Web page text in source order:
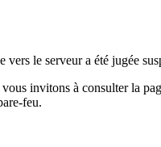
le serveur a été jugée
invitons à consulter la
feu.